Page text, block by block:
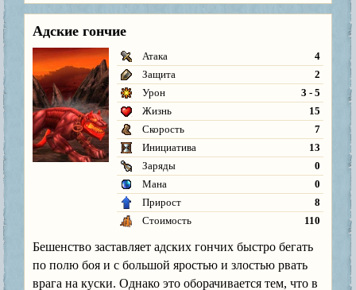
Адские гончие
Атака
4
Защита
2
Урон
3 - 5
Жизнь
15
Скорость
7
Инициатива
13
Заряды
0
Мана
0
Прирост
8
Стоимость
110
Бешенство заставляет адских гончих быстро бегать
по полю боя и с большой яростью и злостью рвать
врага на куски. Однако это оборачивается тем, что в